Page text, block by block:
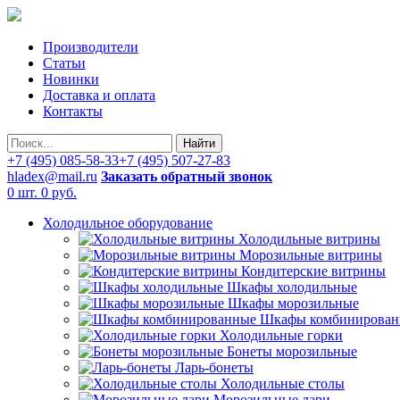
Производители
Статьи
Новинки
Доставка и оплата
Контакты
Найти
+7 (495) 085-58-33+7 (495) 507-27-83
hladex@mail.ru Заказать обратный звонок
0 шт. 0 руб.
Холодильное оборудование
Холодильные витрины
Морозильные витрины
Кондитерские витрины
Шкафы холодильные
Шкафы морозильные
Шкафы
Холодильные горки
Бонеты морозильные
Ларь-бонеты
Холодильные столы